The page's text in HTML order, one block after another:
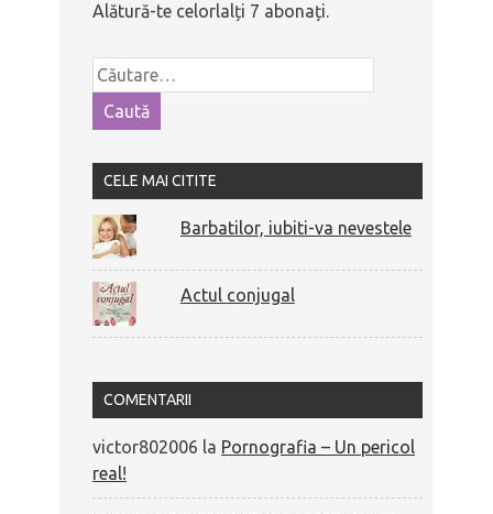
Alătură-te celorlalți 7 abonați.
CELE MAI CITITE
Barbatilor, iubiti-va nevestele
Actul conjugal
COMENTARII
victor802006 la Pornografia – Un pericol
real!